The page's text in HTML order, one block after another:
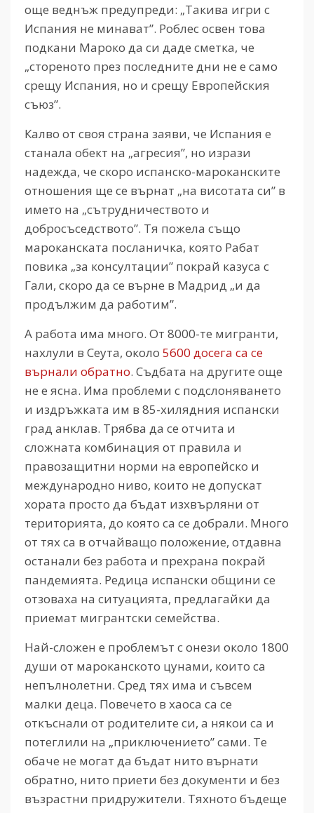
още веднъж предупреди: „Такива игри с
Испания не минават”. Роблес освен това
подкани Мароко да си даде сметка, че
„стореното през последните дни не е само
срещу Испания, но и срещу Европейския
съюз”.
Калво от своя страна заяви, че Испания е
станала обект на „агресия”, но изрази
надежда, че скоро испанско-мароканските
отношения ще се върнат „на висотата си” в
името на „сътрудничеството и
добросъседството”. Тя пожела също
мароканската посланичка, която Рабат
повика „за консултации” покрай казуса с
Гали, скоро да се върне в Мадрид „и да
продължим да работим”.
А работа има много. От 8000-те мигранти,
нахлули в Сеута, около 5600 досега са се
върнали обратно. Съдбата на другите още
не е ясна. Има проблеми с подслоняването
и издръжката им в 85-хилядния испански
град анклав. Трябва да се отчита и
сложната комбинация от правила и
правозащитни норми на европейско и
международно ниво, които не допускат
хората просто да бъдат изхвърляни от
територията, до която са се добрали. Много
от тях са в отчайващо положение, отдавна
останали без работа и прехрана покрай
пандемията. Редица испански общини се
отзоваха на ситуацията, предлагайки да
приемат мигрантски семейства.
Най-сложен е проблемът с онези около 1800
души от мароканското цунами, които са
непълнолетни. Сред тях има и съвсем
малки деца. Повечето в хаоса са се
откъснали от родителите си, а някои са и
потеглили на „приключението” сами. Те
обаче не могат да бъдат нито върнати
обратно, нито приети без документи и без
възрастни придружители. Тяхното бъдеще